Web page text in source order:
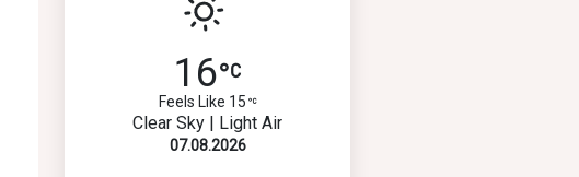
16
Feels Like 15
Clear Sky | Light Air
07.08.2026